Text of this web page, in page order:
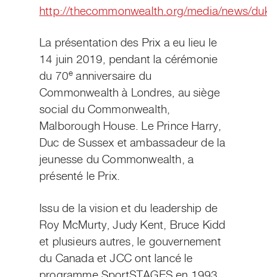
http://thecommonwealth.org/media/news/
La présentation des Prix a eu lieu le
14 juin 2019, pendant la cérémonie
du 70e anniversaire du
Commonwealth à Londres, au siège
social du Commonwealth,
Malborough House. Le Prince Harry,
Duc de Sussex et ambassadeur de la
jeunesse du Commonwealth, a
présenté le Prix.
Issu de la vision et du leadership de
Roy McMurty, Judy Kent, Bruce Kidd
et plusieurs autres, le gouvernement
du Canada et JCC ont lancé le